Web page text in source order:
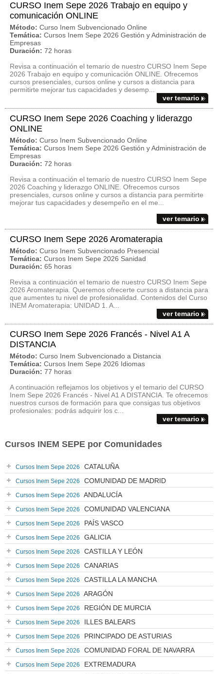
CURSO Inem Sepe 2026 Trabajo en equipo y
comunicación ONLINE
Método: Curso Inem Subvencionado Online
Temática: Cursos Inem Sepe 2026 Gestión y Administración de
Empresas
Duración: 72 horas
Revisa a continuación el temario de nuestro CURSO Inem Sepe
2026 Trabajo en equipo y comunicación ONLINE. Ofrecemos
cursos presenciales, cursos online y cursos a distancia para
permitirte mejorar tus capacidades y desemp...
ver temario
CURSO Inem Sepe 2026 Coaching y liderazgo
ONLINE
Método: Curso Inem Subvencionado Online
Temática: Cursos Inem Sepe 2026 Gestión y Administración de
Empresas
Duración: 72 horas
Revisa a continuación el temario de nuestro CURSO Inem Sepe
2026 Coaching y liderazgo ONLINE. Ofrecemos cursos
presenciales, cursos online y cursos a distancia para permitirte
mejorar tus capacidades y desempeño en el me...
ver temario
CURSO Inem Sepe 2026 Aromaterapia
Método: Curso Inem Subvencionado Presencial
Temática: Cursos Inem Sepe 2026 Sanidad
Duración: 65 horas
Revisa a continuación el temario de nuestro CURSO Inem Sepe
2026 Aromaterapia. Queremos ofrecerte cursos a distancia para
que aumentes tu nivel de profesionalidad. Contenidos del Curso
INEM Aromaterapia: UNIDAD 1. A...
ver temario
CURSO Inem Sepe 2026 Francés - Nivel A1 A
DISTANCIA
Método: Curso Inem Subvencionado a Distancia
Temática: Cursos Inem Sepe 2026 Idiomas
Duración: 77 horas
A continuación reflejamos los objetivos y el temario del CURSO
Inem Sepe 2026 Francés - Nivel A1 A DISTANCIA. Te ofrecemos
nuestros cursos de formación para que consigas tus objetivos
profesionales: podrás adquirir los c...
ver temario
Cursos INEM SEPE por Comunidades
Cursos Inem Sepe 2026 CATALUÑA
Cursos Inem Sepe 2026 COMUNIDAD DE MADRID
Cursos Inem Sepe 2026 ANDALUCÍA
Cursos Inem Sepe 2026 COMUNIDAD VALENCIANA
Cursos Inem Sepe 2026 PAÍS VASCO
Cursos Inem Sepe 2026 GALICIA
Cursos Inem Sepe 2026 CASTILLA Y LEÓN
Cursos Inem Sepe 2026 CANARIAS
Cursos Inem Sepe 2026 CASTILLA LA MANCHA
Cursos Inem Sepe 2026 ARAGÓN
Cursos Inem Sepe 2026 REGIÓN DE MURCIA
Cursos Inem Sepe 2026 ILLES BALEARS
Cursos Inem Sepe 2026 PRINCIPADO DE ASTURIAS
Cursos Inem Sepe 2026 COMUNIDAD FORAL DE NAVARRA
Cursos Inem Sepe 2026 EXTREMADURA